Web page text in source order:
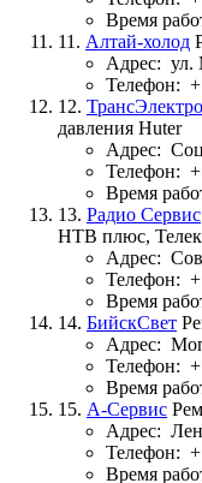
Время
11. Алтай-холод
Адрес: ул.
Телефон:
12.
давления Huter
Адрес:
Телефон:
Время
13. Радио Сервис
НТВ плюс,
Адрес:
Телефон:
Время
14. БийскСвет
Адрес:
Телефон:
Время
15. А-Сервис
Адрес:
Телефон:
Время